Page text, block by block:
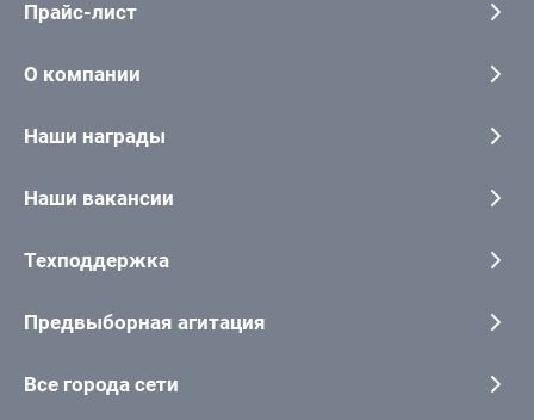
Прайс-лист
О компании
Наши награды
Наши вакансии
Техподдержка
Предвыборная агитация
Все города сети